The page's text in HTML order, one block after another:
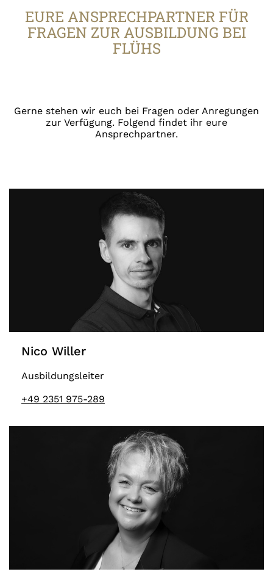
Berufsorientierungsbörse THR 20.11.2019
EURE ANSPRECHPARTNER FÜR
FRAGEN ZUR AUSBILDUNG BEI
FLÜHS
Gerne stehen wir euch bei Fragen oder Anregungen
zur Verfügung. Folgend findet ihr eure
Ansprechpartner.
Nico Willer
Ausbildungsleiter
+49 2351 975-289